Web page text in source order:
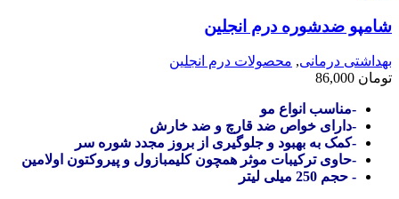
شامپو ضدشوره درم انجلین
بهداشتی درمانی, محصولات درم انجلین
تومان
-مناسب انواع مو
-دارای خواص ضد قارچ و ضد خارش
-کمک به بهبود و جلوگیری از بروز مجدد شوره سر
-حاوی ترکیبات موثر همچون کلیمبازول و پیروکتون اولامین
- حجم 250 میلی لیتر